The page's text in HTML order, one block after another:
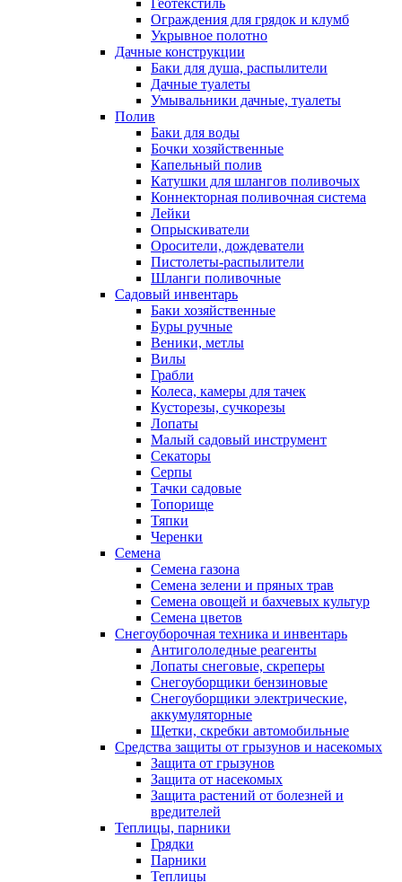
Геотекстиль
Ограждения для грядок и клумб
Укрывное полотно
Дачные конструкции
Баки для душа, распылители
Дачные туалеты
Умывальники дачные, туалеты
Полив
Баки для воды
Бочки хозяйственные
Капельный полив
Катушки для шлангов поливочых
Коннекторная поливочная система
Лейки
Опрыскиватели
Оросители, дождеватели
Пистолеты-распылители
Шланги поливочные
Садовый инвентарь
Баки хозяйственные
Буры ручные
Веники, метлы
Вилы
Грабли
Колеса, камеры для тачек
Кусторезы, сучкорезы
Лопаты
Малый садовый инструмент
Секаторы
Серпы
Тачки садовые
Топорище
Тяпки
Черенки
Семена
Семена газона
Семена зелени и пряных трав
Семена овощей и бахчевых культур
Семена цветов
Снегоуборочная техника и инвентарь
Антигололедные реагенты
Лопаты снеговые, скреперы
Снегоуборщики бензиновые
Снегоуборщики электрические,
аккумуляторные
Щетки, скребки автомобильные
Средства защиты от грызунов и насекомых
Защита от грызунов
Защита от насекомых
Защита растений от болезней и
вредителей
Теплицы, парники
Грядки
Парники
Теплицы